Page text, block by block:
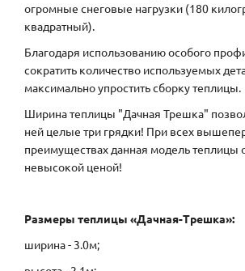
огромные снеговые нагрузки (180
квадратный).
Благодаря использованию особого
сократить количество используемых
максимально упростить сборку теплицы.
Ширина теплицы "Дачная Трешка"
ней целые три грядки! При всех
преимуществах данная модель теплицы
невысокой ценой!
Размеры теплицы «Дачная-Трешка»:
ширина - 3.0м;